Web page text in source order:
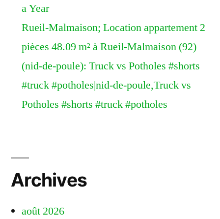
a Year
Rueil-Malmaison; Location appartement 2
pièces 48.09 m² à Rueil-Malmaison (92)
(nid-de-poule): Truck vs Potholes #shorts
#truck #potholes|nid-de-poule,Truck vs
Potholes #shorts #truck #potholes
Archives
août 2026